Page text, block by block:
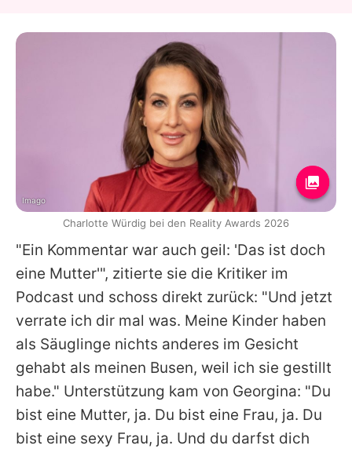
"Ein Kommentar war auch geil: 'Das ist doch
eine Mutter'", zitierte sie die Kritiker im
Podcast und schoss direkt zurück: "Und jetzt
verrate ich dir mal was. Meine Kinder haben
als Säuglinge nichts anderes im Gesicht
gehabt als meinen Busen, weil ich sie gestillt
habe." Unterstützung kam von Georgina: "Du
bist eine Mutter, ja. Du bist eine Frau, ja. Du
bist eine sexy Frau, ja. Und du darfst dich
Imago
Charlotte Würdig bei den Reality Awards 2026